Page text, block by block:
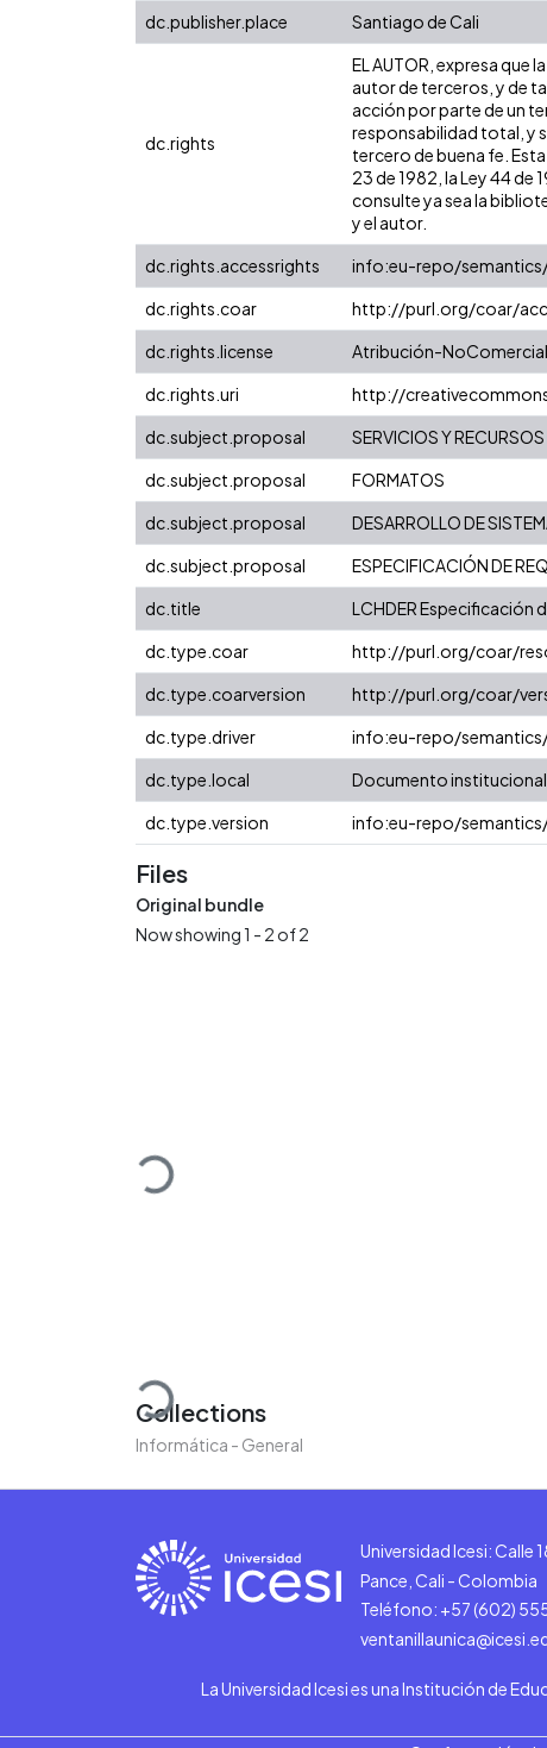
dc.publisher.place
Santiago de Cali
dc.rights
EL AUTOR, expresa
autor de terceros, y de
acción por parte de un
responsabilidad total, y
tercero de buena fe.
23 de 1982, la Ley 44
consulte ya sea la
y el autor.
dc.rights.accessrights info:eu-repo/
dc.rights.coar
http://purl.org/coar/
dc.rights.license
Atribución-
dc.rights.uri
http://
dc.subject.proposal
SERVICIOS Y
dc.subject.proposal
FORMATOS
dc.subject.proposal
DESARROLLO DE
dc.subject.proposal
ESPECIFICACIÓN DE
dc.title
LCHDER Especificación
dc.type.coar
http://purl.org/coar/
dc.type.coarversion
http://purl.org/coar/
dc.type.driver
info:eu-repo/
dc.type.local
Documento institucional
dc.type.version
info:eu-repo/
Files
Original bundle
Now showing1 - 2 of 2
Loading...
Loading...
Collections
Informática - General
Universidad Icesi: Calle
Pance, Cali - Colombia
Teléfono: +57 (602)
La Universidad Icesi es una Institución de